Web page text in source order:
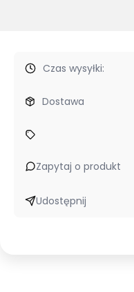
Czas wysyłki:
Dostawa
Zapytaj o produkt
Udostępnij